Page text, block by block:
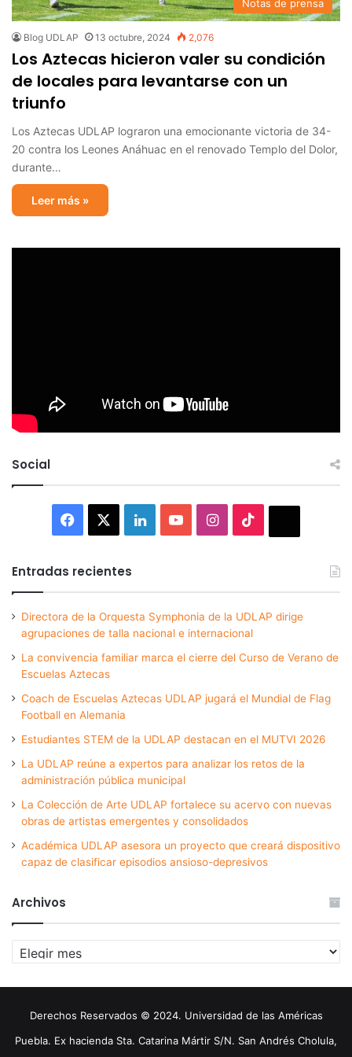
Notas de prensa
Blog UDLAP 13 octubre, 2024 2,076
Los Aztecas hicieron valer su condición
de locales para levantarse con un
triunfo
Los Aztecas UDLAP lograron una emocionante victoria de 34-
20 contra los Leones Anáhuac en el renovado Templo del Dolor,
durante…
Leer más »
Social
Facebook LinkedInYouTubeInstagram
Entradas recientes
Directora de la Orquesta Symphonia de la UDLAP dirige
agrupaciones de talla nacional e internacional
La convivencia familiar marca el cierre del Curso de Verano de
Escuelas Aztecas
Coach de Escuelas Aztecas UDLAP jugará el Mundial de Flag
Football en Alemania
Estudiantes STEM de la UDLAP destacan en el MUTVI 2026
La UDLAP reúne a expertos para analizar los retos de la
administración pública municipal
La Colección de Arte UDLAP fortalece su acervo con nuevas
obras de artistas emergentes y consolidados
Académica UDLAP asesora un proyecto que creará dispositivo
capaz de clasificar episodios ansioso-depresivos
Archivos
Archivos
Derechos Reservados © 2024. Universidad de las Américas
Puebla. Ex hacienda Sta. Catarina Mártir S/N. San Andrés Cholula,